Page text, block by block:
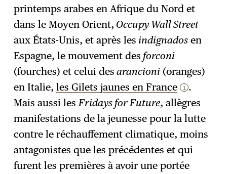
printemps arabes en Afrique du Nord et
dans le Moyen Orient, Occupy Wall Street
aux États-Unis, et après les indignados en
Espagne, le mouvement des forconi
(fourches) et celui des arancioni (oranges)
en Italie,les Gilets jaunes en France 1 .
Mais aussi lesFridays for Future, allègres
manifestations de la jeunesse pour la lutte
contre le réchauffement climatique, moins
antagonistes que les précédentes et qui
furent les premières à avoir une portée